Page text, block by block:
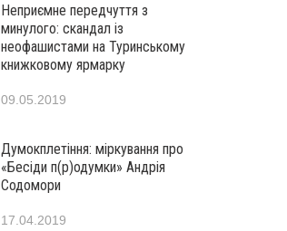
Неприємне передчуття з
минулого: скандал із
неофашистами на Туринському
книжковому ярмарку
09.05.2019
Думокплетіння: міркування про
«Бесіди п(р)одумки» Андрія
Содомори
17.04.2019